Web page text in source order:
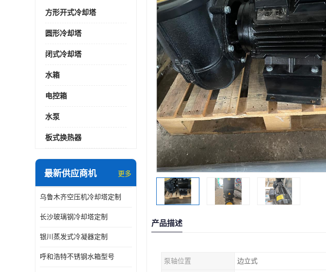
方形开式冷却塔
圆形冷却塔
闭式冷却塔
水箱
电控箱
水泵
板式换热器
最新供应商机 更多
乌鲁木齐空压机冷却塔定制
长沙玻璃钢冷却塔定制
银川蒸发式冷凝器定制
呼和浩特不锈钢水箱型号
产品描述
泵轴位置 边立式